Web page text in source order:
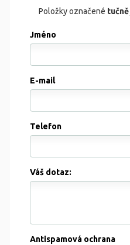
Položky označené tučně
Jméno
E-mail
Telefon
Váš dotaz:
Antispamová ochrana